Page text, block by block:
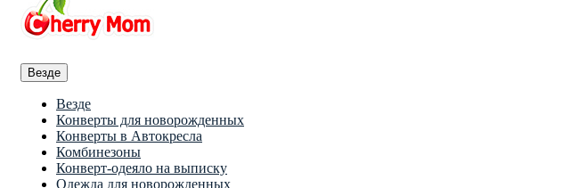
Везде
Везде
Конверты для новорожденных
Конверты в Автокресла
Комбинезоны
Конверт-одеяло на выписку
Одежда для новорожденных